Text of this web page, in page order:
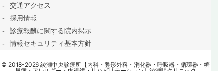
交通アクセス
採用情報
診療報酬に関する院内掲示
情報セキュリティ基本方針
contact@ayase-med.com
© 2018-2026 綾瀬中央診療所【内科・整形外科・消化器・呼吸器・循環器・糖